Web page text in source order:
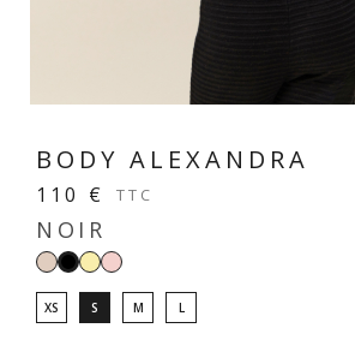
BODY ALEXANDRA
110 € TTC
NOIR
Beige
crème
NoirJaune
vanille
pastel
XS S M L